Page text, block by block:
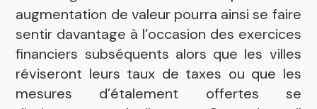
augmentation de valeur pourra ainsi se faire
sentir davantage à l’occasion des exercices
financiers subséquents alors que les villes
réviseront leurs taux de taxes ou que les
mesures d’étalement offertes se